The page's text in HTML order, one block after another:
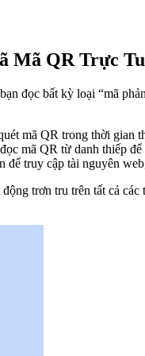
Mã QR Trực
đọc bất kỳ loại “mã
mã QR trong thời gian
mã QR từ danh thiếp
truy cập tài nguyên
trơn tru trên tất cả